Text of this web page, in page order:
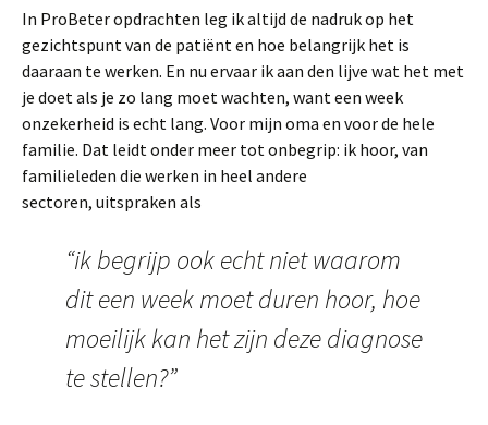
In ProBeter opdrachten leg ik altijd de nadruk op het
gezichtspunt van de patiënt en hoe belangrijk het is
daaraan te werken. En nu ervaar ik aan den lijve wat het met
je doet als je zo lang moet wachten, want een week
onzekerheid is echt lang. Voor mijn oma en voor de hele
familie. Dat leidt onder meer tot onbegrip: ik hoor, van
familieleden die werken in heel andere
sectoren, uitspraken als
“ik begrijp ook echt niet waarom
dit een week moet duren hoor, hoe
moeilijk kan het zijn deze diagnose
te stellen?”